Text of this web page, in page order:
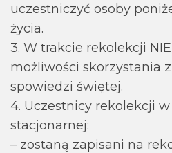
uczestniczyć osoby
życia.
3. W trakcie rekolekcji
możliwości skorzystania
spowiedzi świętej.
4. Uczestnicy rekolekcji
stacjonarnej:
– zostaną zapisani na